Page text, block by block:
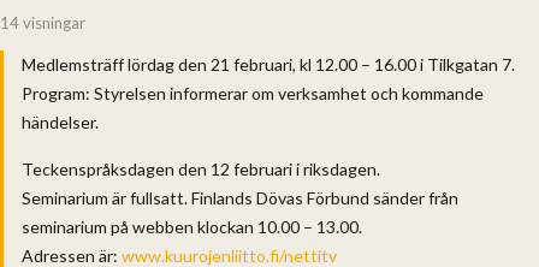
14 visningar
Medlemsträff lördag den 21 februari, kl 12.00 – 16.00 i Tilkgatan 7.
Program: Styrelsen informerar om verksamhet och kommande
händelser.
Teckenspråksdagen den 12 februari i riksdagen.
Seminarium är fullsatt. Finlands Dövas Förbund sänder från
seminarium på webben klockan 10.00 – 13.00.
Adressen är: www.kuurojenliitto.fi/nettitv